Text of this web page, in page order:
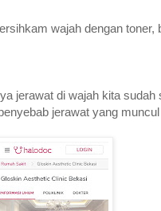
wajah dengan
jerawat di wajah kita
jerawat yang